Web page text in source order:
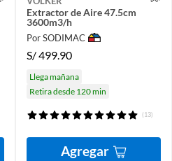
Extractor de Aire 47.5cm
3600m3/h
Por SODIMAC
S/499.90
Llega mañana
Retira desde 120 min
(13)
Agregar